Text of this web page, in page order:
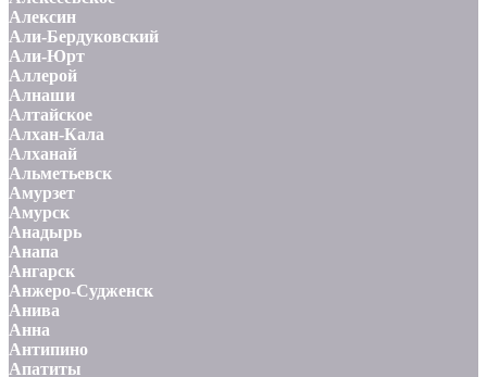
Алексин
Али-Бердуковский
Али-Юрт
Аллерой
Алнаши
Алтайское
Алхан-Кала
Алханай
Альметьевск
Амурзет
Амурск
Анадырь
Анапа
Ангарск
Анжеро-Судженск
Анива
Анна
Антипино
Апатиты